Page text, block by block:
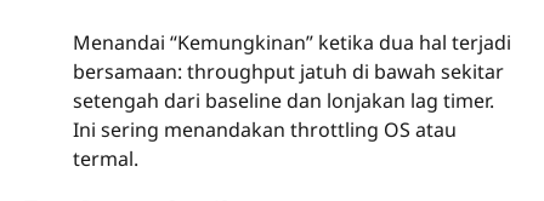
Menandai “Kemungkinan” ketika dua hal terjadi
bersamaan: throughput jatuh di bawah sekitar
setengah dari baseline dan lonjakan lag timer.
Ini sering menandakan throttling OS atau
termal.